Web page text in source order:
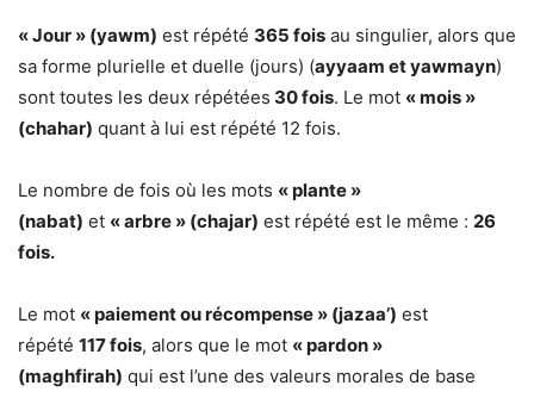
« Jour » (yawm) est répété 365 fois au singulier, alors que
sa forme plurielle et duelle (jours) (ayyaam et yawmayn)
sont toutes les deux répétées 30 fois. Le mot « mois »
(chahar) quant à lui est répété 12 fois.
Le nombre de fois où les mots « plante »
(nabat) et « arbre » (chajar) est répété est le même : 26
fois.
Le mot « paiement ou récompense » (jazaa’) est
répété 117 fois, alors que le mot « pardon »
(maghfirah) qui est l’une des valeurs morales de base